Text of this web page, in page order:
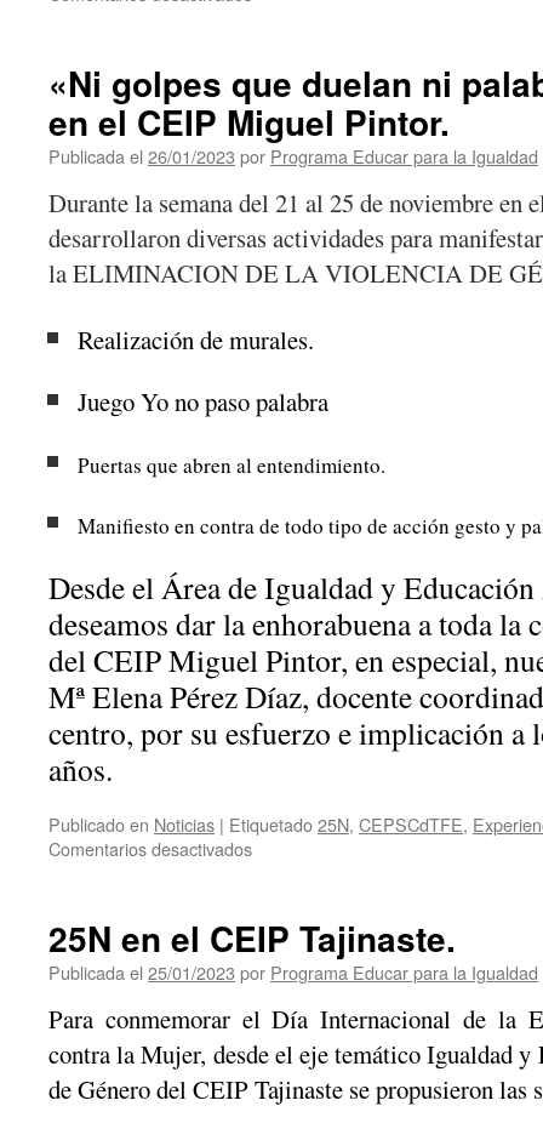
los
buenos
tratos»
del
Tuineje
«Ni golpes que duelan ni
en el CEIP Miguel Pintor.
Publicada el 26/01/2023 por Programa Educar para la Igualdad
Durante la semana del 21 al 25 de noviembre
desarrollaron diversas actividades para
la ELIMINACION DE LA VIOLENCIA DE
Realización de murales.
Juego Yo no paso palabra
Puertas que abren al entendimiento.
Manifiesto en contra de todo tipo de acción gesto y
Desde el Área de Igualdad y
deseamos dar la enhorabuena a toda la
del CEIP Miguel Pintor, en especial,
Mª Elena Pérez Díaz, docente
centro, por su esfuerzo e implicación a
años.
Publicado en Noticias | Etiquetado25N, CEPSCdTFE,
Comentarios desactivadosen
duelan
ni
que
hieran»
en
el
25N en el CEIP Tajinaste.
Publicada el 25/01/2023 por Programa Educar para la Igualdad
Para conmemorar el Día Internacional de la
contra la Mujer, desde el eje temático Igualdad
de Género del CEIP Tajinaste se propusieron las